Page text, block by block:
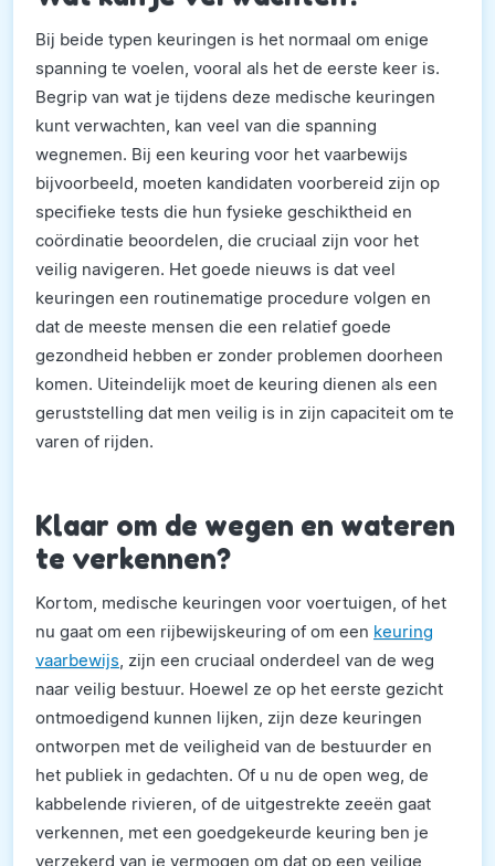
Bij beide typen keuringen is het normaal om enige
spanning te voelen, vooral als het de eerste keer is.
Begrip van wat je tijdens deze medische keuringen
kunt verwachten, kan veel van die spanning
wegnemen. Bij een keuring voor het vaarbewijs
bijvoorbeeld, moeten kandidaten voorbereid zijn op
specifieke tests die hun fysieke geschiktheid en
coördinatie beoordelen, die cruciaal zijn voor het
veilig navigeren. Het goede nieuws is dat veel
keuringen een routinematige procedure volgen en
dat de meeste mensen die een relatief goede
gezondheid hebben er zonder problemen doorheen
komen. Uiteindelijk moet de keuring dienen als een
geruststelling dat men veilig is in zijn capaciteit om te
varen of rijden.
Klaar om de wegen en wateren
te verkennen?
Kortom, medische keuringen voor voertuigen, of het
nu gaat om een rijbewijskeuring of om een keuring
vaarbewijs , zijn een cruciaal onderdeel van de weg
naar veilig bestuur. Hoewel ze op het eerste gezicht
ontmoedigend kunnen lijken, zijn deze keuringen
ontworpen met de veiligheid van de bestuurder en
het publiek in gedachten. Of u nu de open weg, de
kabbelende rivieren, of de uitgestrekte zeeën gaat
verkennen, met een goedgekeurde keuring ben je
verzekerd van je vermogen om dat op een veilige